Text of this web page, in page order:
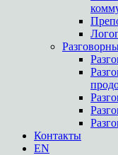
Контакты
EN